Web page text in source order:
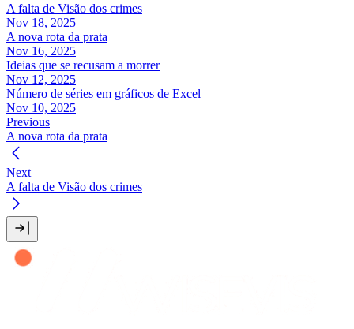
A falta de Visão dos crimes
Nov 18, 2025
A nova rota da prata
Nov 16, 2025
Ideias que se recusam a morrer
Nov 12, 2025
Número de séries em gráficos de Excel
Nov 10, 2025
Previous
A nova rota da prata
Next
A falta de Visão dos crimes